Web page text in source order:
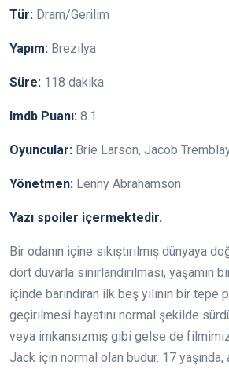
Tür: Dram/Gerilim
Yapım: Brezilya
Süre: 118 dakika
Imdb Puanı: 8.1
Oyuncular: Brie Larson, Jacob
Yönetmen: Lenny Abrahamson
Yazı spoiler içermektedir.
Bir odanın içine sıkıştırılmış dünyaya
dört duvarla sınırlandırılması, yaşamın
içinde barındıran ilk beş yılının bir tepe
geçirilmesi hayatını normal şekilde
veya imkansızmış gibi gelse de
Jack için normal olan budur. 17 yaşında,